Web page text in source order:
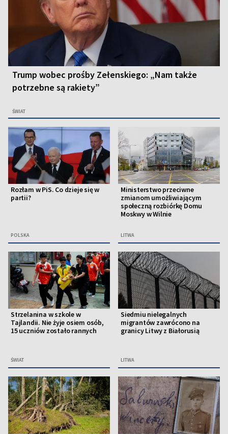
Trump wobec prośby Zełenskiego: „Nam także
potrzebne są rakiety”
ŚWIAT
Rozłam w PiS. Co dzieje się w
partii?
POLSKA
Ministerstwo przeciwne
zmianom umożliwiającym
społeczną rozbiórkę Domu
Moskwy w Wilnie
LITWA
Strzelanina w szkole w
Tajlandii. Nie żyje osiem osób,
15 uczniów zostało rannych
ŚWIAT
Siedmiu nielegalnych
migrantów zawrócono na
granicy Litwy z Białorusią
LITWA